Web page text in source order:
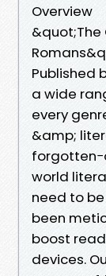
Overview
&quot;The
Published
a wide
every
&amp;
world
need to
been
boost
devices.